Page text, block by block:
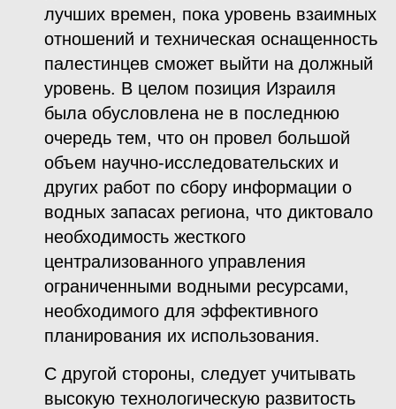
лучших времен, пока уровень взаимных
отношений и техническая оснащенность
палестинцев сможет выйти на должный
уровень. В целом позиция Израиля
была обусловлена не в последнюю
очередь тем, что он провел большой
объем научно-исследовательских и
других работ по сбору информации о
водных запасах региона, что диктовало
необходимость жесткого
централизованного управления
ограниченными водными ресурсами,
необходимого для эффективного
планирования их использования.
С другой стороны, следует учитывать
высокую технологическую развитость